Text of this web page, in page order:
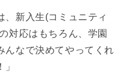
、新入生(コミュニティ
対応はもちろん、学園
んなで決めてやってくれ